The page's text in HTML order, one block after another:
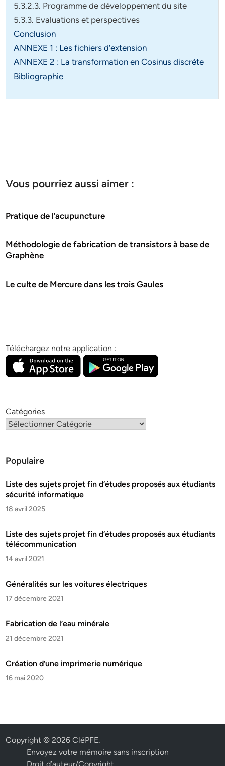
5.3.2.3. Programme de développement du site
5.3.3. Evaluations et perspectives
Conclusion
ANNEXE 1 : Les fichiers d’extension
ANNEXE 2 : La transformation en Cosinus discrète
Bibliographie
Vous pourriez aussi aimer :
Pratique de l’acupuncture
Méthodologie de fabrication de transistors à base de
Graphène
Le culte de Mercure dans les trois Gaules
Téléchargez notre application :
Catégories
Populaire
Liste des sujets projet fin d’études proposés aux étudiants
sécurité informatique
18 avril 2025
Liste des sujets projet fin d’études proposés aux étudiants
télécommunication
14 avril 2021
Généralités sur les voitures électriques
17 décembre 2021
Fabrication de l’eau minérale
21 décembre 2021
Création d’une imprimerie numérique
16 mai 2020
Copyright © 2026CléPFE.
Envoyez votre mémoire sans inscription